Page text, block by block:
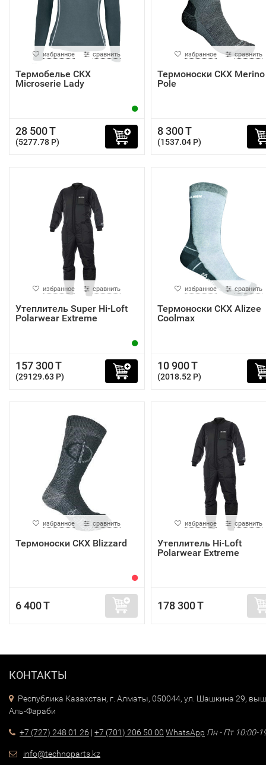
избранное сравнить
Термобелье CKX
Microserie Lady
28 500 T
(5277.78 P)
избранное сравнить
Термоноски CKX Merino
Pole
8 300 T
(1537.04 P)
избранное сравнить
Утеплитель Super Hi-Loft
Polarwear Extreme
157 300 T
(29129.63 P)
избранное сравнить
Термоноски CKX Alizee
Coolmax
10 900 T
(2018.52 P)
избранное сравнить
Термоноски CKX Blizzard
6 400 T
избранное сравнить
Утеплитель Hi-Loft
Polarwear Extreme
178 300 T
КОНТАКТЫ
Республика Казахстан, г. Алматы, 050044, ул. Шашкина 29,
Аль-Фараби
+7 (727) 248 01 26 | +7 (701) 206 50 00 WhatsApp Пн - Пт 10:00-
info@technoparts.kz